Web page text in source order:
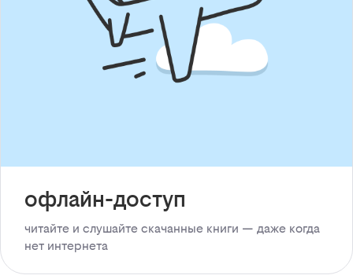
офлайн-доступ
читайте и слушайте скачанные книги — даже когда
нет интернета